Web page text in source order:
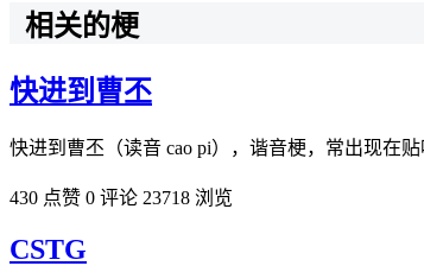
相关的梗
快进到曹丕
快进到曹丕（读音 cao pi），谐音梗，常出现在
430 点赞 0 评论 23718 浏览
CSTG